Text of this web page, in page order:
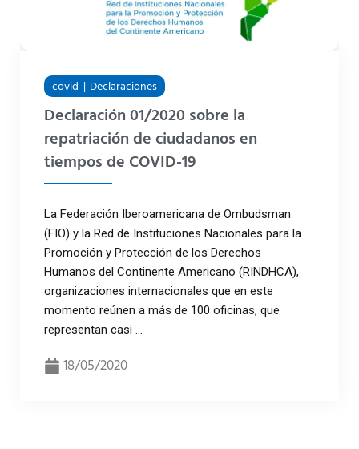
covid Declaraciones
Declaración 01/2020 sobre la
repatriación de ciudadanos en
tiempos de COVID-19
La Federación Iberoamericana de Ombudsman
(FIO) y la Red de Instituciones Nacionales para la
Promoción y Protección de los Derechos
Humanos del Continente Americano (RINDHCA),
organizaciones internacionales que en este
momento reúnen a más de 100 oficinas, que
representan casi ...
18/05/2020